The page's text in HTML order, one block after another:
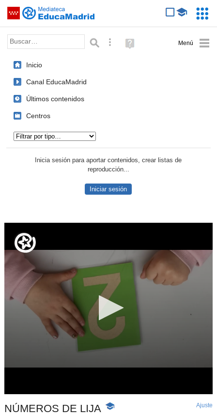
Saltar navegación
Palabra o frase: Búsqueda avanzada
Ayuda
(en
Inicio
Canal EducaMadrid
Últimos contenidos
Centros
Inicia sesión para aportar contenidos, crear listas de
reproducción...
Iniciar sesión
NÚMEROS DE LIJA
-
Ajuste